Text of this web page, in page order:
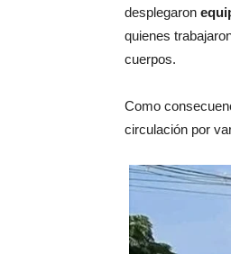
desplegaron
quienes
cuerpos.
Como
circulación por